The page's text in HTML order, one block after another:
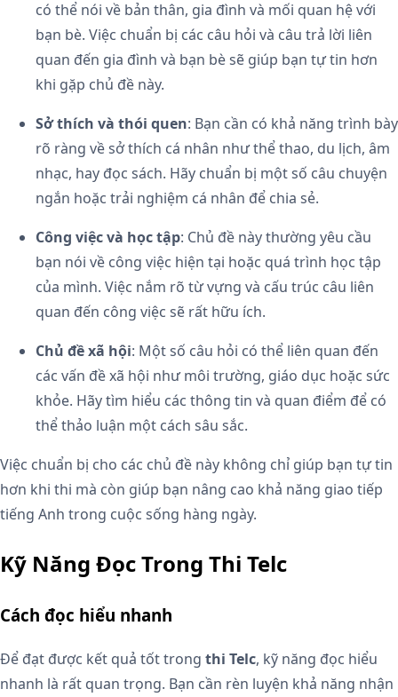
có thể nói về bản thân, gia đình và mối quan hệ với
bạn bè. Việc chuẩn bị các câu hỏi và câu trả lời liên
quan đến gia đình và bạn bè sẽ giúp bạn tự tin hơn
khi gặp chủ đề này.
Sở thích và thói quen: Bạn cần có khả năng trình bày
rõ ràng về sở thích cá nhân như thể thao, du lịch, âm
nhạc, hay đọc sách. Hãy chuẩn bị một số câu chuyện
ngắn hoặc trải nghiệm cá nhân để chia sẻ.
Công việc và học tập: Chủ đề này thường yêu cầu
bạn nói về công việc hiện tại hoặc quá trình học tập
của mình. Việc nắm rõ từ vựng và cấu trúc câu liên
quan đến công việc sẽ rất hữu ích.
Chủ đề xã hội: Một số câu hỏi có thể liên quan đến
các vấn đề xã hội như môi trường, giáo dục hoặc sức
khỏe. Hãy tìm hiểu các thông tin và quan điểm để có
thể thảo luận một cách sâu sắc.
Việc chuẩn bị cho các chủ đề này không chỉ giúp bạn tự tin
hơn khi thi mà còn giúp bạn nâng cao khả năng giao tiếp
tiếng Anh trong cuộc sống hàng ngày.
Kỹ Năng Đọc Trong Thi Telc
Cách đọc hiểu nhanh
Để đạt được kết quả tốt trong thi Telc, kỹ năng đọc hiểu
nhanh là rất quan trọng. Bạn cần rèn luyện khả năng nhận